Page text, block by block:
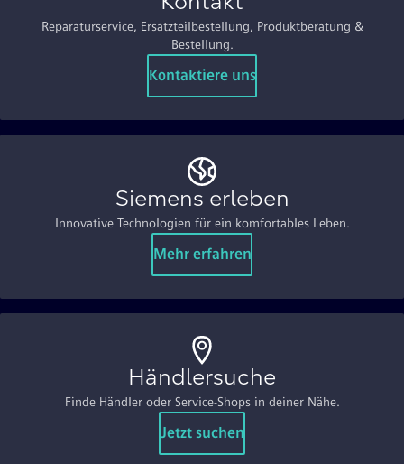
Reparaturservice, Ersatzteilbestellung, Produktberatung &
Bestellung.
Kontaktiere uns
Siemens erleben
Innovative Technologien für ein komfortables Leben.
Mehr erfahren
Händlersuche
Finde Händler oder Service-Shops in deiner Nähe.
Jetzt suchen